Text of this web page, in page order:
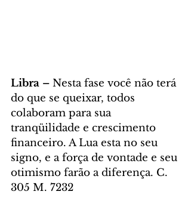
Libra – Nesta fase você não terá
do que se queixar, todos
colaboram para sua
tranqüilidade e crescimento
financeiro. A Lua esta no seu
signo, e a força de vontade e seu
otimismo farão a diferença. C.
305 M. 7232